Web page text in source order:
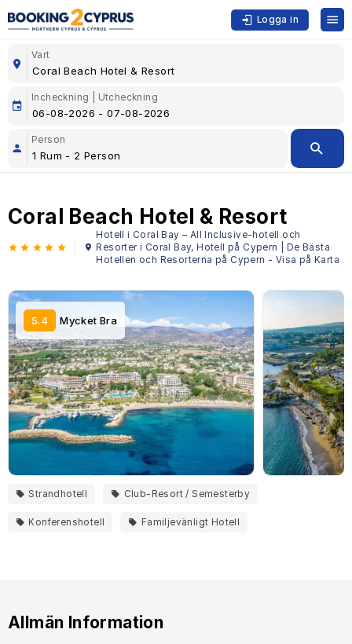
Logga in
Vart
Incheckning | Utcheckning
Person
Coral Beach Hotel & Resort
Hotell i Coral Bay – All Inclusive-hotell och
Resorter i Coral Bay, Hotell på Cypern | De Bästa
Hotellen och Resorterna på Cypern - Visa på Karta
5.4 Mycket Bra
Strandhotell Club-Resort / Semesterby
Konferenshotell Familjevänligt Hotell
Allmän Information